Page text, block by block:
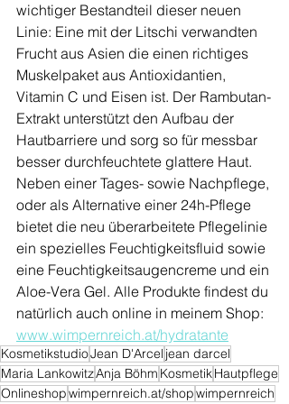
wichtiger Bestandteil dieser neuen
Linie: Eine mit der Litschi verwandten
Frucht aus Asien die einen richtiges
Muskelpaket aus Antioxidantien,
Vitamin C und Eisen ist. Der Rambutan-
Extrakt unterstützt den Aufbau der
Hautbarriere und sorg so für messbar
besser durchfeuchtete glattere Haut.
Neben einer Tages- sowie Nachpflege,
oder als Alternative einer 24h-Pflege
bietet die neu überarbeitete Pflegelinie
ein spezielles Feuchtigkeitsfluid sowie
eine Feuchtigkeitsaugencreme und ein
Aloe-Vera Gel. Alle Produkte findest du
natürlich auch online in meinem Shop:
www.wimpernreich.at/hydratante
KosmetikstudioJean D'Arcel jean darcel
Maria LankowitzAnja Böhm KosmetikHautpflege
Onlineshopwimpernreich.at/shopwimpernreich